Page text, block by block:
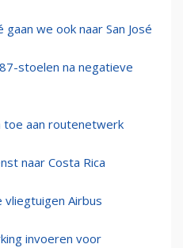
gaan we ook naar San José
stoelen na negatieve
toe aan routenetwerk
naar Costa Rica
Airbus
invoeren voor